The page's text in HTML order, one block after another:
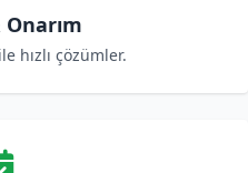
Onarım
hızlı çözümler.